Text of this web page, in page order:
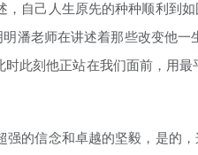
自己人生原先的种种顺利到
潘老师在讲述着那些改变他
此刻他正站在我们面前，用
的信念和卓越的坚毅，是的